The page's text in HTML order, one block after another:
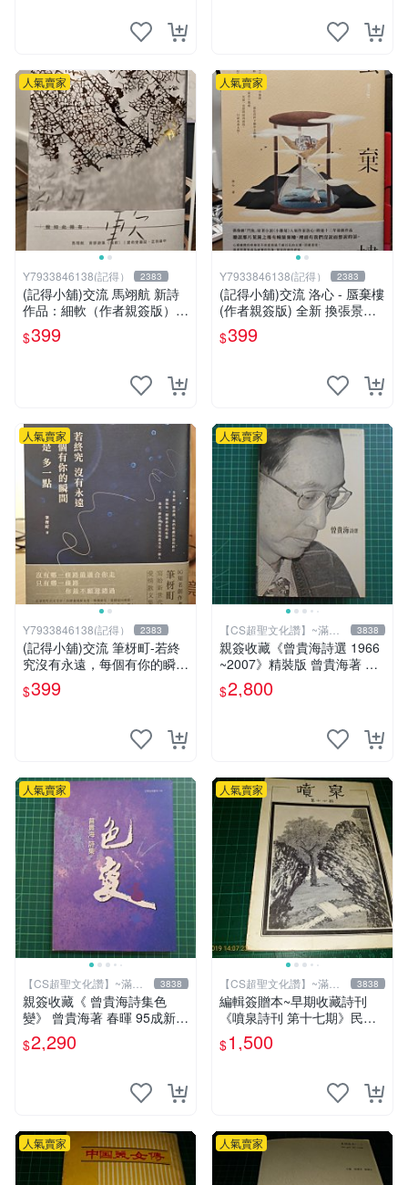
人氣賣家
Y7933846138(記得） 2383
(記得小舖)交流 馬翊航 新詩
作品：細軟（作者親簽版）全
新 換張景嵐成語蕎張艾亞辜
莞允鄭家純等簽名寫真書
$399
人氣賣家
Y7933846138(記得） 2383
(記得小舖)交流 洛心 - 蜃棄樓
(作者親簽版) 全新 換張景嵐
成語蕎張艾亞辜莞允鄭家純等
簽名寫真書
$399
人氣賣家
Y7933846138(記得） 2383
(記得小舖)交流 筆枒町-若終
究沒有永遠，每個有你的瞬間
都是多一點【限量作者親簽
版】換張景嵐成語蕎辜莞允等
$399
人氣賣家
【CS超聖文化讚】~滿千
元送運
3838
親簽收藏《曾貴海詩選 1966
~2007》精裝版 曾貴海著 春
暉 民2007年初版 【 CS超聖
文化2讚】
$2,800
人氣賣家
【CS超聖文化讚】~滿千
元送運
3838
親簽收藏《 曾貴海詩集色
變》 曾貴海著 春暉 95成新
【 CS超聖文化2讚】
$2,290
人氣賣家
【CS超聖文化讚】~滿千
元送運
3838
編輯簽贈本~早期收藏詩刊
《噴泉詩刊 第十七期》民國7
5年 噴泉詩社 【CS超聖文化
讚】
$1,500
人氣賣家 人氣賣家